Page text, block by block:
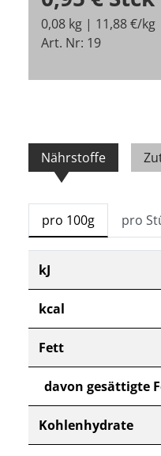
0,08 kg | 11,88 €/kg
Art. Nr: 19
Nährstoffe
pro 100g pro
kJ
kcal
Fett
davon gesättigte
Kohlenhydrate